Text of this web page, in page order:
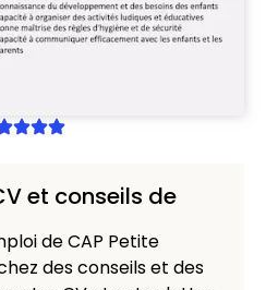
et conseils de
de CAP Petite
des conseils et des